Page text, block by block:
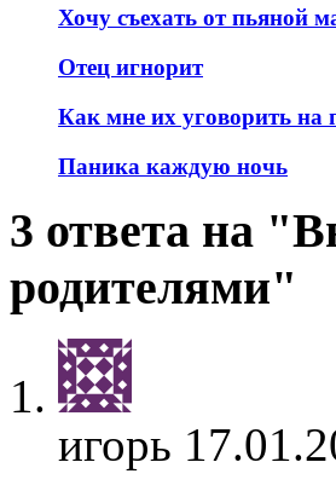
Хочу съехать от пьяной
Отец игнорит
Как мне их уговорить на
Паника каждую ночь
3 ответа на
родителями"
игорь